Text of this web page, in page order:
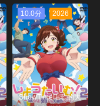
10.0分 2026
ShowTime唱歌的大